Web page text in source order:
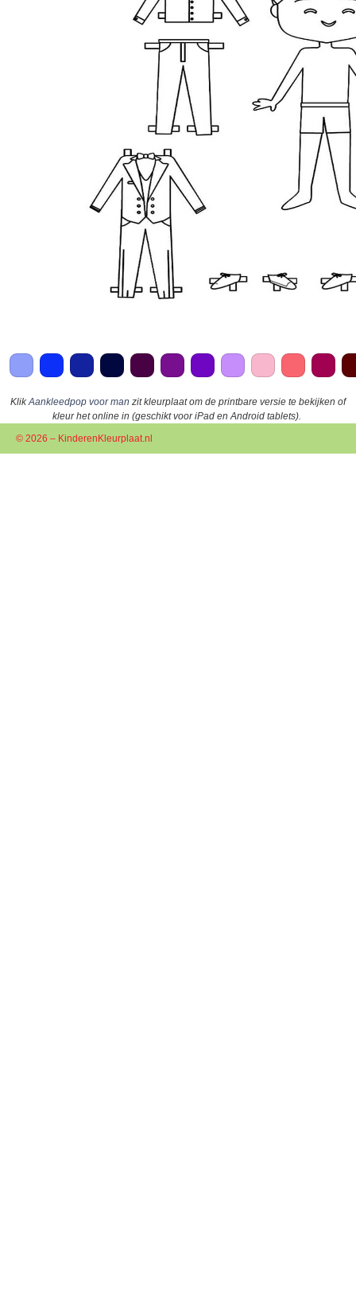
KlikAankleedpop voor man zit kleurplaat om de printbare versie te bekijken of
kleur het online in (geschikt voor iPad en Android tablets).
© 2026 – KinderenKleurplaat.nl